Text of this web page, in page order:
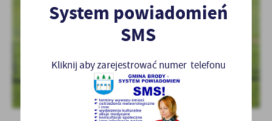
System powiadomień
SMS
Kliknij aby zarejestrować numer telefonu